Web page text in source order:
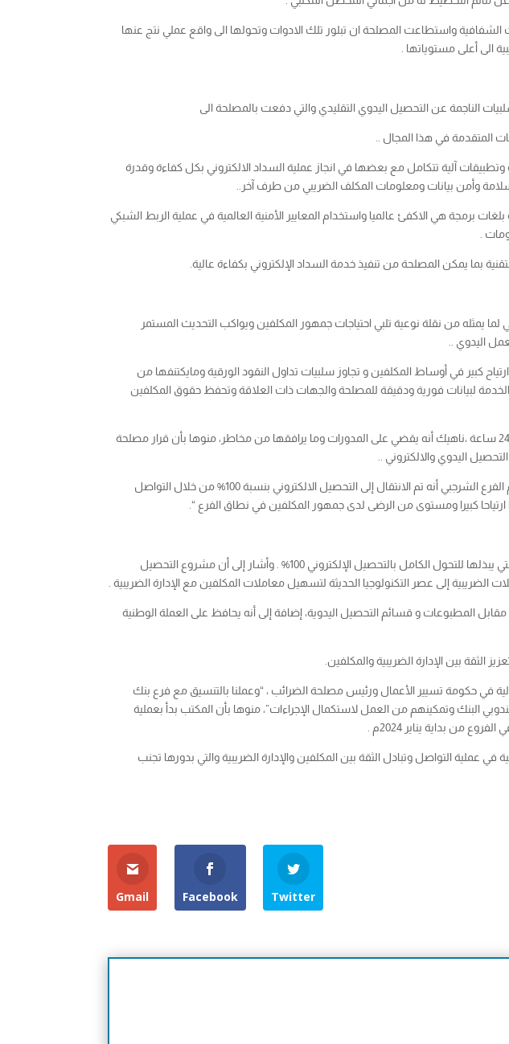
الشفافية واستطاعت المصلحة ان تبلور تلك الادوات وتحولها الى واقع عملي نتج عنها
الى أعلى مستوياتها .
الناجمة عن التحصيل اليدوي التقليدي والتي دفعت بالمصلحة الى
المتقدمة في هذا المجال ..
آلية تتكامل مع بعضها في انجاز عملية السداد الالكتروني بكل كفاءة وقدرة
وأمن بيانات ومعلومات المكلف الضريبي من طرف آخر..
برمجة هي الاكفئ عالميا واستخدام المعايير الأمنية العالمية في عملية الربط الشبكي
.
بما يمكن المصلحة من تنفيذ خدمة السداد الإلكتروني بكفاءة عالية.
يمثله من نقلة نوعية تلبي احتياجات جمهور المكلفين ويواكب التحديث المستمر
اليدوي ..
كبير في أوساط المكلفين و تجاوز سلبيات تداول النقود الورقية ومايكتنفها من
لبيانات فورية ودقيقة للمصلحة والجهات ذات العلاقة وتحفظ حقوق المكلفين
واشار الى أن السداد الالكتروني يسمح للمكلفين بالوفاء بالتزاماتهم الضريبية في أي وقت كان وعلى مدار 24 ساعة ،ناهيك أنه يقضي على المدورات وما يرافقها من مخاطر، منوها بأن قرار مصلحة
وفيما يتعلق بمستوى العمل بالتحصيل الالكتروني بفرع ضرائب كبار المكلفين بمحافظة تعز يؤكد مدير عام الفرع الشرجبي أنه تم الانتقال إلى التحصيل الالكتروني بنسبة 100% من خلال التواصل
كبيرا ومستوى من الرضى لدى جمهور المكلفين في نطاق الفرع “.
كما تحدث مدير عام مكتب ضرائب محافظة إب معين محسن الشليف عن استعدادات المكتب والجهود التي يبذلها للتحول الكامل بالتحصيل الإلكتروني 100% . وأشار إلى أن مشروع التحصيل
الضريبية إلى عصر التكنولوجيا الحديثة لتسهيل معاملات المكلفين مع الإدارة الضريبية .
المطبوعات و قسائم التحصيل اليدوية، إضافة إلى أنه يحافظ على العملة الوطنية
بين الإدارة الضريبية والمكلفين.
في حكومة تسيير الأعمال ورئيس مصلحة الضرائب ، “وعملنا بالتنسيق مع فرع بنك
لعملية التحصيل الإلكتروني من أكتوبر 2023م وذلك بإستقبال مندوبي البنك وتمكينهم من العمل لاستكمال الإجراءات”، منوها بأن المكتب بدأ بعملية
في عملية التواصل وتبادل الثقة بين المكلفين والإدارة الضريبية والتي بدورها تجنب
Gmail Facebook Twitter